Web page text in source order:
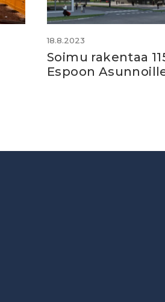
18.8.2023
Soimu rakentaa
Espoon